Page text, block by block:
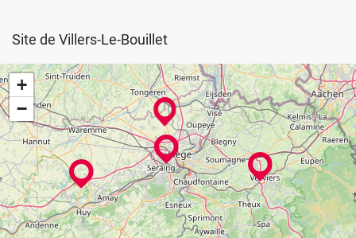
+
−
Site de Villers-Le-Bouillet